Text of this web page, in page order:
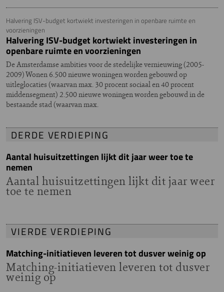
Halvering ISV-budget kortwiekt investeringen in openbare ruimte en
voorzieningen
Halvering ISV-budget kortwiekt investeringen in
openbare ruimte en voorzieningen
De Amsterdamse ambities voor de stedelijke vernieuwing (2005-
2009) Wonen 6.500 nieuwe woningen worden gebouwd op
uitleglocaties (waarvan max. 30 procent sociaal en 40 procent
middensegment) 2.500 nieuwe woningen worden gebouwd in de
bestaande stad (waarvan max.
DERDE VERDIEPING
Aantal huisuitzettingen lijkt dit jaar weer toe te
nemen
Aantal huisuitzettingen lijkt dit jaar weer
toe te nemen
VIERDE VERDIEPING
Matching-initiatieven leveren tot dusver weinig op
Matching-initiatieven leveren tot dusver
weinig op